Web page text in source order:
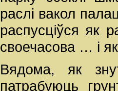
раслі вакол
распусціўся як
своечасова … і
Вядома, як
патрабуюць